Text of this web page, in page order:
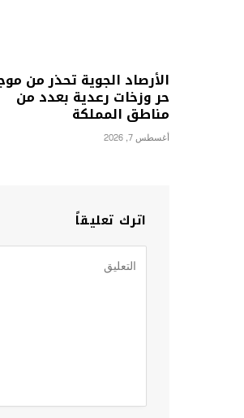
الأرصاد الجوية تحذر من
حر وزخات رعدية بعدد من
مناطق المملكة
أغسطس 7, 2026
اترك تعليقاً